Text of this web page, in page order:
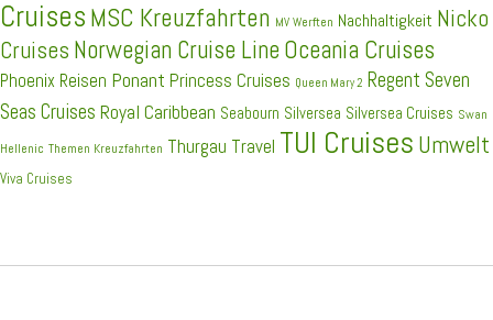
Cruises MSC Kreuzfahrten MV Werften Nachhaltigkeit Nicko
Cruises Norwegian Cruise Line Oceania Cruises
Phoenix Reisen Ponant Princess Cruises Queen Mary 2 Regent Seven
Seas Cruises Royal Caribbean Seabourn Silversea Silversea Cruises Swan
Hellenic Themen Kreuzfahrten Thurgau Travel TUI Cruises Umwelt
Viva Cruises